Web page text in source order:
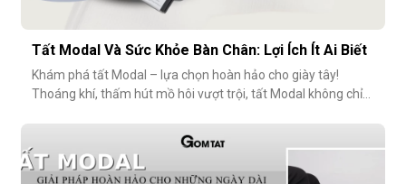
Tất Modal Và Sức Khỏe Bàn Chân: Lợi Ích Ít Ai Biết
Khám phá tất Modal – lựa chọn hoàn hảo cho giày tây!
Thoáng khí, thấm hút mồ hôi vượt trội, tất Modal không chỉ
ngăn mùi hôi và bệnh da liễu. Hãy cùng khám phá lý do vì sao
tất Modal đang trở thành xu hướng không thể thiếu cho các
quý ông hiện đ